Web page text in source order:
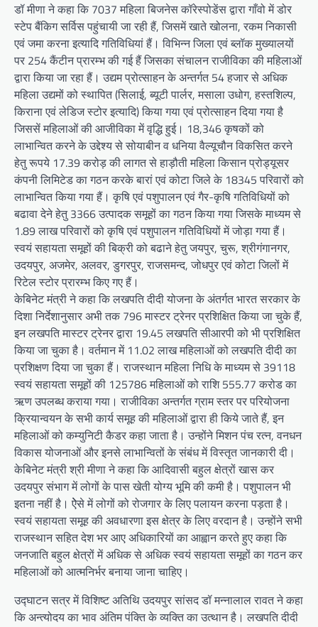
डॉ मीणा ने कहा कि 7037 महिला बिजनेस कॉरेस्पोडेंस द्वारा गाँवो में डोर
स्टेप बैंकिग सर्विस पहुंचायी जा रही हैं, जिसमें खाते खोलना, रकम निकासी
एवं जमा करना इत्यादि गतिविधियां हैं। विभिन्न जिला एवं ब्लॉक मुख्यालयों
पर 254 कैंटीन प्रारम्भ की गई हैं जिसका संचालन राजीविका की महिलाओं
द्वारा किया जा रहा हैं। उद्यम प्रोत्साहन के अन्तर्गत 54 हजार से अधिक
महिला उद्यमों को स्थापित (सिलाई, ब्यूटी पार्लर, मसाला उधोग, हस्तशिल्प,
किराना एवं लेडिज स्टोर इत्यादि) किया गया एवं प्रोत्साहन दिया गया है
जिससें महिलाओं की आजीविका में वृद्धि हुई। 18,346 कृषकों को
लाभान्वित करने के उद्देश्य से सोयाबीन व धनिया वैल्यूचौन विकसित करने
हेतु रूपये 17.39 करोड़ की लागत से हाड़ौती महिला किसान प्रोड्यूसर
कंपनी लिमिटेड का गठन करके बारां एवं कोटा जिले के 18345 परिवारों को
लाभान्वित किया गया हैं। कृषि एवं पशुपालन एवं गैर-कृषि गतिविधियों को
बढावा देने हेतु 3366 उत्पादक समूहों का गठन किया गया जिसके माध्यम से
1.89 लाख परिवारों को कृषि एवं पशुपालन गतिविधियों में जोड़ा गया हैं।
स्वयं सहायता समूहों की बिक्री को बढाने हेतु जयपुर, चुरू, श्रीगंगानगर,
उदयपुर, अजमेर, अलवर, डुगरपुर, राजसमन्द, जोधपुर एवं कोटा जिलों में
रिटेल स्टोर प्रारम्भ किए गए हैं।
केबिनेट मंत्री ने कहा कि लखपति दीदी योजना के अंतर्गत भारत सरकार के
दिशा निर्देशानुसार अभी तक 796 मास्टर ट्रेनर प्रशिक्षित किया जा चुके हैं,
इन लखपति मास्टर ट्रेनर द्वारा 19.45 लखपति सीआरपी को भी प्रशिक्षित
किया जा चुका है। वर्तमान में 11.02 लाख महिलाओं को लखपति दीदी का
प्रशिक्षण दिया जा चुका हैं। राजस्थान महिला निधि के माध्यम से 39118
स्वयं सहायता समूहों की 125786 महिलाओं को राशि 555.77 करोड का
ऋण उपलब्ध कराया गया। राजीविका अन्तर्गत ग्राम स्तर पर परियोजना
क्रियान्वयन के सभी कार्य समूह की महिलाओं द्वारा ही किये जाते हैं, इन
महिलाओं को कम्युनिटी कैडर कहा जाता है। उन्होंने मिशन पंच रत्न, वनधन
विकास योजनाओं और इनसे लाभान्वितों के संबंध में विस्तृत जानकारी दी।
केबिनेट मंत्री श्री मीणा ने कहा कि आदिवासी बहुल क्षेत्रों खास कर
उदयपुर संभाग में लोगों के पास खेती योग्य भूमि की कमी है। पशुपालन भी
इतना नहीं है। ऐेसे में लोगों को रोजगार के लिए पलायन करना पड़ता है।
स्वयं सहायता समूह की अवधारणा इस क्षेत्र के लिए वरदान है। उन्होंने सभी
राजस्थान सहित देश भर आए अधिकारियों का आह्वान करते हुए कहा कि
जनजाति बहुल क्षेत्रों में अधिक से अधिक स्वयं सहायता समूहों का गठन कर
महिलाओं को आत्मनिर्भर बनाया जाना चाहिए।
उद्घाटन सत्र में विशिष्ट अतिथि उदयपुर सांसद डॉ मन्नालाल रावत ने कहा
कि अन्त्योदय का भाव अंतिम पंक्ति के व्यक्ति का उत्थान है। लखपति दीदी